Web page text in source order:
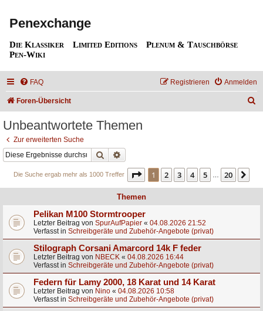
Penexchange
Die Klassiker Limited Editions
Plenum & Tauschbörse
Pen-Wiki
FAQ Anmelden
Registrieren
Foren-Übersicht
Unbeantwortete Themen
Zur erweiterten Suche
Suche
Die Suche ergab mehr als 1000 Treffer Seite 1von 20
1 2 3 4 5 … 20
Themen
Pelikan M100 Stormtrooper
Letzter Beitrag von SpurAufPapier « 04.08.2026 21:52
Verfasst in Schreibgeräte und Zubehör-Angebote (privat)
Stilograph Corsani Amarcord 14k F feder
Letzter Beitrag von NBECK « 04.08.2026 16:44
Verfasst in Schreibgeräte und Zubehör-Angebote (privat)
Federn für Lamy 2000, 18 Karat und 14 Karat
Letzter Beitrag von Nino « 04.08.2026 10:58
Verfasst in Schreibgeräte und Zubehör-Angebote (privat)